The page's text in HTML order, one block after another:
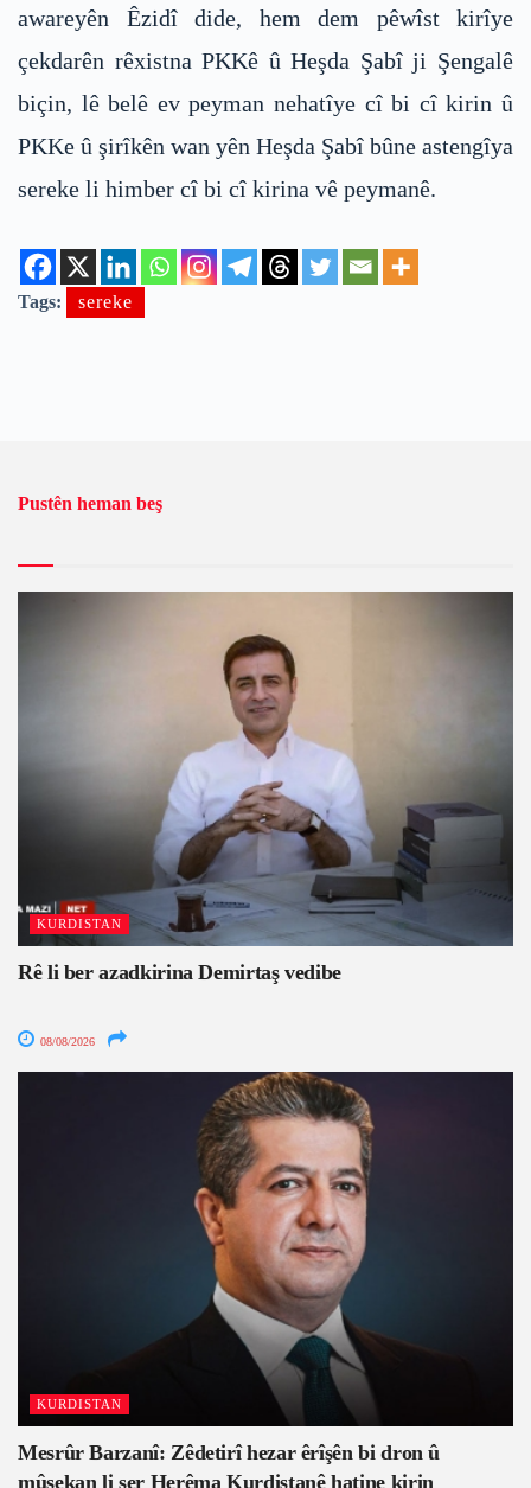
awareyên Êzidî dide, hem dem pêwîst kirîye
çekdarên rêxistna PKKê û Heşda Şabî ji Şengalê
biçin, lê belê ev peyman nehatîye cî bi cî kirin û
PKKe û şirîkên wan yên Heşda Şabî bûne astengîya
sereke li himber cî bi cî kirina vê peymanê.
Tags: sereke
Pustên heman beş
KURDISTAN
Rê li ber azadkirina Demirtaş vedibe
08/08/2026
KURDISTAN
Mesrûr Barzanî: Zêdetirî hezar êrîşên bi dron û
mûşekan li ser Herêma Kurdistanê hatine kirin